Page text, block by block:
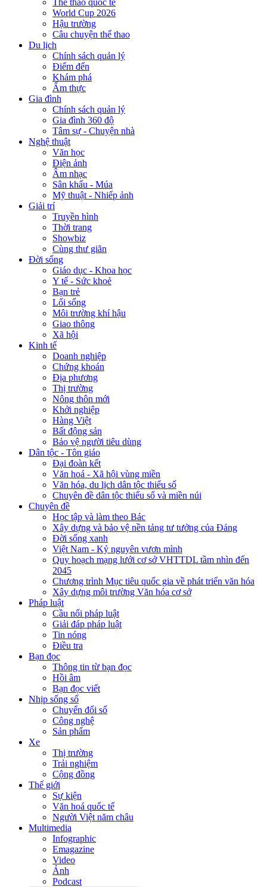
Thể thao quốc tế
World Cup 2026
Hậu trường
Câu chuyện thể thao
Du lịch
Chính sách quản lý
Điểm đến
Khám phá
Ẩm thực
Gia đình
Chính sách quản lý
Gia đình 360 độ
Tâm sự - Chuyện nhà
Nghệ thuật
Văn học
Điện ảnh
Âm nhạc
Sân khấu - Múa
Mỹ thuật - Nhiếp ảnh
Giải trí
Truyền hình
Thời trang
Showbiz
Cùng thư giãn
Đời sống
Giáo dục - Khoa học
Y tế - Sức khoẻ
Bạn trẻ
Lối sống
Môi trường khí hậu
Giao thông
Xã hội
Kinh tế
Doanh nghiệp
Chứng khoán
Địa phương
Thị trường
Nông thôn mới
Khởi nghiệp
Hàng Việt
Bất động sản
Bảo vệ người tiêu dùng
Dân tộc - Tôn giáo
Đại đoàn kết
Văn hoá - Xã hội vùng miền
Văn hóa, du lịch dân tộc thiểu số
Chuyên đề dân tộc thiểu số và miền núi
Chuyên đề
Học tập và làm theo Bác
Xây dựng và bảo vệ nền tảng tư tưởng của Đảng
Đời sống xanh
Việt Nam - Kỷ nguyên vươn mình
Quy hoạch mạng lưới cơ sở VHTTDL tầm nhìn đến
2045
Chương trình Mục tiêu quốc gia về phát triển văn hóa
Xây dựng môi trường Văn hóa cơ sở
Pháp luật
Cầu nối pháp luật
Giải đáp pháp luật
Tin nóng
Điều tra
Bạn đọc
Thông tin từ bạn đọc
Hồi âm
Bạn đọc viết
Nhịp sống số
Chuyển đổi số
Công nghệ
Sản phẩm
Xe
Thị trường
Trải nghiệm
Cộng đồng
Thế giới
Sự kiện
Văn hoá quốc tế
Người Việt năm châu
Multimedia
Infographic
Emagazine
Video
Ảnh
Podcast